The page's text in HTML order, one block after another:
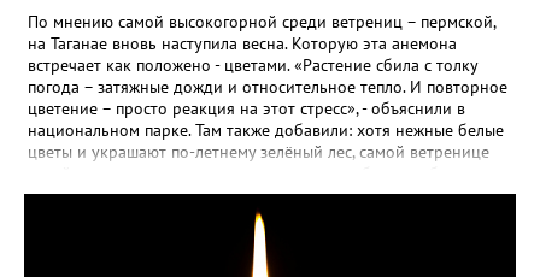
По мнению самой высокогорной среди ветрениц – пермской,
на Таганае вновь наступила весна. Которую эта анемона
встречает как положено - цветами. «Растение сбила с толку
погода – затяжные дожди и относительное тепло. И повторное
цветение – просто реакция на этот стресс», - объяснили в
национальном парке. Там также добавили: хотя нежные белые
цветы и украшают по-летнему зелёный лес, самой ветренице
силы перед долгой зимовкой.